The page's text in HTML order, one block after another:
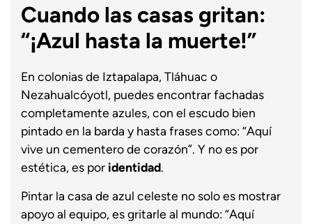
Cuando las casas gritan:
“¡Azul hasta la muerte!”
En colonias de Iztapalapa, Tláhuac o
Nezahualcóyotl, puedes encontrar fachadas
completamente azules, con el escudo bien
pintado en la barda y hasta frases como: “Aquí
vive un cementero de corazón”. Y no es por
estética, es por identidad.
Pintar la casa de azul celeste no solo es mostrar
apoyo al equipo, es gritarle al mundo: “Aquí